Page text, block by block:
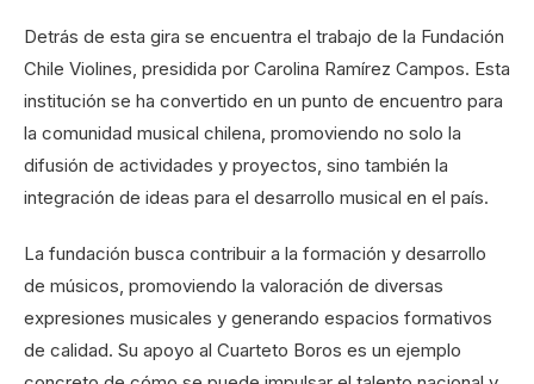
Detrás de esta gira se encuentra el trabajo de la Fundación
Chile Violines, presidida por Carolina Ramírez Campos. Esta
institución se ha convertido en un punto de encuentro para
la comunidad musical chilena, promoviendo no solo la
difusión de actividades y proyectos, sino también la
integración de ideas para el desarrollo musical en el país.
La fundación busca contribuir a la formación y desarrollo
de músicos, promoviendo la valoración de diversas
expresiones musicales y generando espacios formativos
de calidad. Su apoyo al Cuarteto Boros es un ejemplo